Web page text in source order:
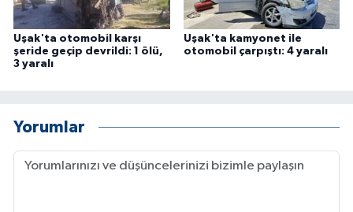
Uşak'ta otomobil karşı
şeride geçip devrildi: 1 ölü,
3 yaralı
Uşak'ta kamyonet ile
otomobil çarpıştı: 4 yaralı
Yorumlar